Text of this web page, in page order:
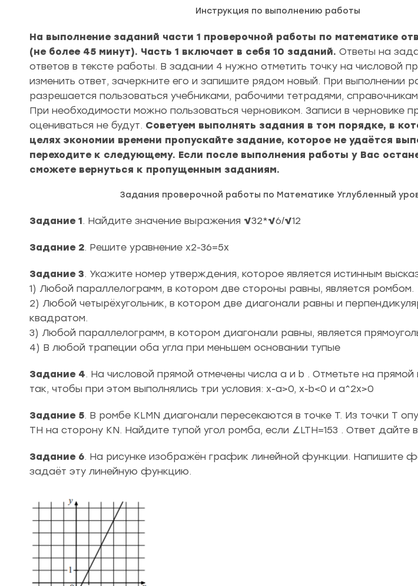
Инструкция по выполнению работы
На выполнение заданий части 1 проверочной работы по математике
(не более 45 минут). Часть 1 включает в себя 10 заданий. Ответы на
ответов в тексте работы. В задании 4 нужно отметить точку на числовой
изменить ответ, зачеркните его и запишите рядом новый. При выполнении
разрешается пользоваться учебниками, рабочими тетрадями,
При необходимости можно пользоваться черновиком. Записи в черновике
оцениваться не будут. Советуем выполнять задания в том порядке, в
целях экономии времени пропускайте задание, которое не удаётся
переходите к следующему. Если после выполнения работы у Вас
сможете вернуться к пропущенным заданиям.
Задания проверочной работы по Математике Углубленный
Задание 1. Найдите значение выражения √32*√6/√12
Задание 2. Решите уравнение x2-36=5x
Задание 3. Укажите номер утверждения, которое является истинным
1) Любой параллелограмм, в котором две стороны равны, является ромбом.
2) Любой четырёхугольник, в котором две диагонали равны и
квадратом.
3) Любой параллелограмм, в котором диагонали равны, является
4) В любой трапеции оба угла при меньшем основании тупые
Задание 4. На числовой прямой отмечены числа a и b . Отметьте на прямой
так, чтобы при этом выполнялись три условия: x-a>0, x-b<0 и a^2x>0
Задание 5. В ромбе KLMN диагонали пересекаются в точке T. Из точки T
TH на сторону KN. Найдите тупой угол ромба, если ∠LTH=153 . Ответ дайте
Задание 6. На рисунке изображён график линейной функции. Напишите
задаёт эту линейную функцию.